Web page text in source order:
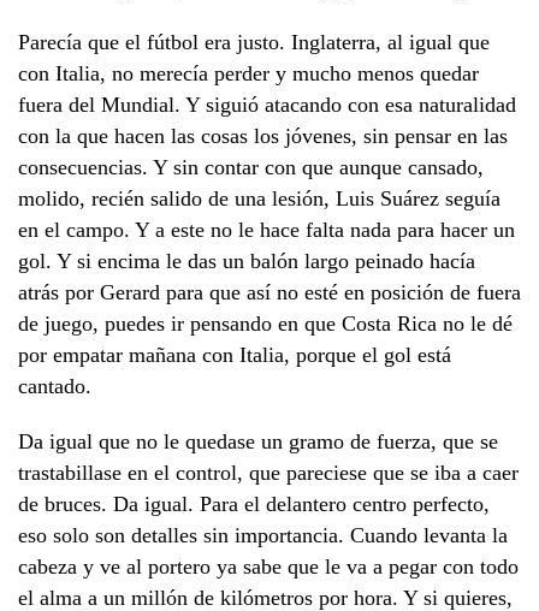
Parecía que el fútbol era justo. Inglaterra, al igual que
con Italia, no merecía perder y mucho menos quedar
fuera del Mundial. Y siguió atacando con esa naturalidad
con la que hacen las cosas los jóvenes, sin pensar en las
consecuencias. Y sin contar con que aunque cansado,
molido, recién salido de una lesión, Luis Suárez seguía
en el campo. Y a este no le hace falta nada para hacer un
gol. Y si encima le das un balón largo peinado hacía
atrás por Gerard para que así no esté en posición de fuera
de juego, puedes ir pensando en que Costa Rica no le dé
por empatar mañana con Italia, porque el gol está
cantado.
Da igual que no le quedase un gramo de fuerza, que se
trastabillase en el control, que pareciese que se iba a caer
de bruces. Da igual. Para el delantero centro perfecto,
eso solo son detalles sin importancia. Cuando levanta la
cabeza y ve al portero ya sabe que le va a pegar con todo
el alma a un millón de kilómetros por hora. Y si quieres,